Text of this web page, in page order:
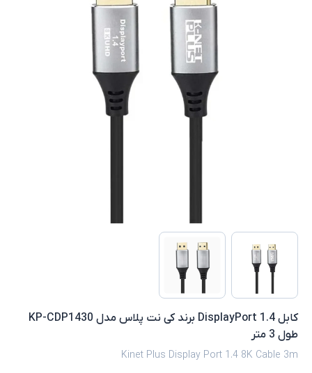
کابل 1.4 DisplayPort برند کی نت پلاس مدل KP-CDP1430
طول 3 متر
Kinet Plus Display Port 1.4 8K Cable 3m